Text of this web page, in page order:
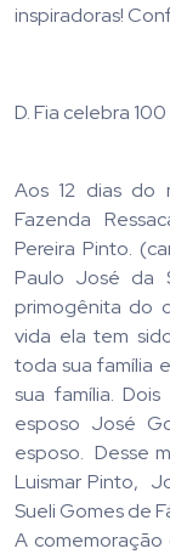
inspiradoras!
D. Fia celebra
Aos 12 dias do
Fazenda
Pereira Pinto.
Paulo José da
primogênita do
vida ela tem
toda sua família
sua família.
esposo José
esposo. Desse
Luismar Pinto,
Sueli Gomes de
A comemoração